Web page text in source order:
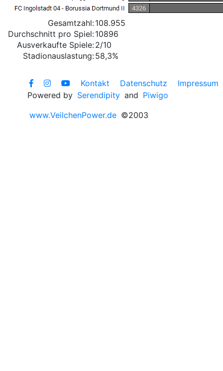
Gesamtzahl:108.955
Durchschnitt pro Spiel:10896
Ausverkaufte Spiele:2/10
Stadionauslastung:58,3%
Kontakt Datenschutz
Impressum
Powered by Serendipity and Piwigo
www.VeilchenPower.de ©2003